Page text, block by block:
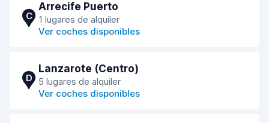
C
Arrecife Puerto
1 lugares de alquiler
Ver coches disponibles
D
Lanzarote (Centro)
5 lugares de alquiler
Ver coches disponibles